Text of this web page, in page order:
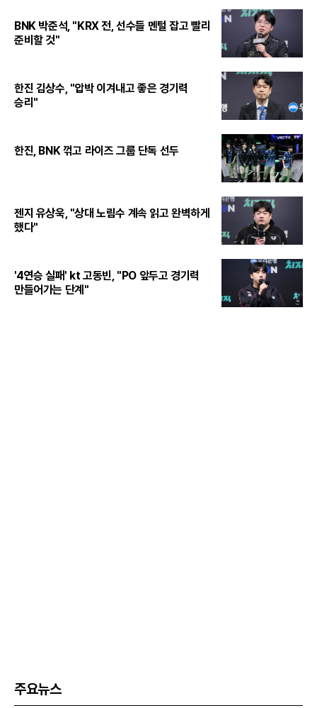
BNK 박준석, "KRX 전, 선수들 멘털 잡고 빨리
준비할 것"
한진 김상수, "압박 이겨내고 좋은 경기력
승리"
한진, BNK 꺾고 라이즈 그룹 단독 선두
젠지 유상욱, "상대 노림수 계속 읽고 완벽하게
했다"
'4연승 실패' kt 고동빈, "PO 앞두고 경기력
만들어가는 단계"
주요뉴스